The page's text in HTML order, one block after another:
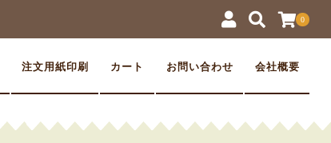
0
注文用紙印刷 カート お問い合わせ 会社概要